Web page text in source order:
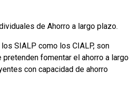
de Ahorro a largo plazo.
SIALP como los CIALP, son
fomentar el ahorro a largo
con capacidad de ahorro